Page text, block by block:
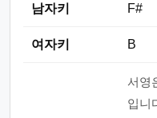
남자키 F#
여자키 B
서영
입니